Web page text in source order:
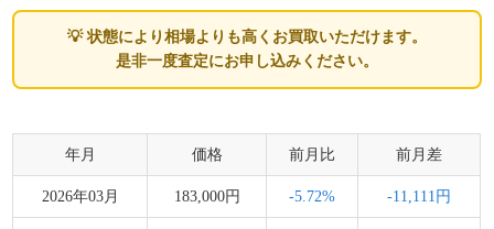
💡 状態により相場よりも高くお買取いただけます。
是非一度査定にお申し込みください。
年月 価格 前月比 前月差
2026年03月 183,000円 -5.72% -11,111円